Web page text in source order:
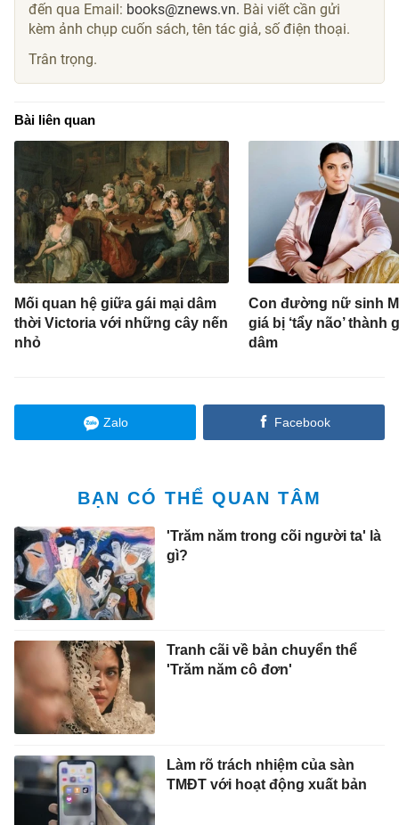
đến qua Email: books@znews.vn. Bài viết cần gửi
kèm ảnh chụp cuốn sách, tên tác giả, số điện thoại.
Trân trọng.
Bài liên quan
Mối quan hệ giữa gái mại dâm
thời Victoria với những cây nến
nhỏ
Con đường nữ sinh
giá bị ‘tẩy não’ thành
dâm
Zalo Facebook
BẠN CÓ THỂ QUAN TÂM
'Trăm năm trong cõi người ta' là
gì?
Tranh cãi về bản chuyển thể
'Trăm năm cô đơn'
Làm rõ trách nhiệm của sàn
TMĐT với hoạt động xuất bản